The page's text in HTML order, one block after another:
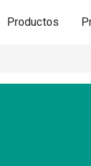
Productos